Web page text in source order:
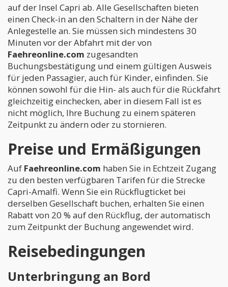
auf der Insel Capri ab. Alle Gesellschaften bieten
einen Check-in an den Schaltern in der Nähe der
Anlegestelle an. Sie müssen sich mindestens 30
Minuten vor der Abfahrt mit der von
Faehreonline.com zugesandten
Buchungsbestätigung und einem gültigen Ausweis
für jeden Passagier, auch für Kinder, einfinden. Sie
können sowohl für die Hin- als auch für die Rückfahrt
gleichzeitig einchecken, aber in diesem Fall ist es
nicht möglich, Ihre Buchung zu einem späteren
Zeitpunkt zu ändern oder zu stornieren.
Preise und Ermäßigungen
Auf Faehreonline.com haben Sie in Echtzeit Zugang
zu den besten verfügbaren Tarifen für die Strecke
Capri-Amalfi. Wenn Sie ein Rückflugticket bei
derselben Gesellschaft buchen, erhalten Sie einen
Rabatt von 20 % auf den Rückflug, der automatisch
zum Zeitpunkt der Buchung angewendet wird.
Reisebedingungen
Unterbringung an Bord